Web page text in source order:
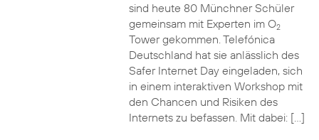
sind heute 80 Münchner Schüler
gemeinsam mit Experten im O2
Tower gekommen. Telefónica
Deutschland hat sie anlässlich des
Safer Internet Day eingeladen, sich
in einem interaktiven Workshop mit
den Chancen und Risiken des
Internets zu befassen. Mit dabei: […]